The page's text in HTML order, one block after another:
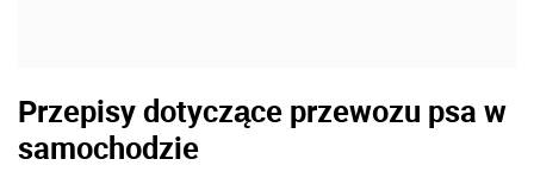
Przepisy dotyczące przewozu psa w
samochodzie